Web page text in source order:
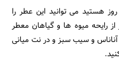
هستید می توانید این عطر را
از رایحه میوه ها و گیاهان معطر
آناناس و سیب سبز و در نت میانی